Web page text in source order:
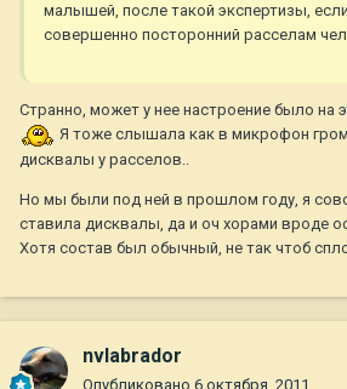
малышей, после такой экспертизы,
совершенно посторонний расселам
Странно, может у нее настроение было на
Я тоже слышала как в микрофон
дисквалы у расселов..
Но мы были под ней в прошлом году, я
ставила дисквалы, да и оч хорами вроде
Хотя состав был обычный, не так чтоб
nvlabrador
Опубликовано 6 октября, 2011